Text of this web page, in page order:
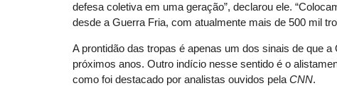
defesa coletiva em uma geração”, declarou ele.
desde a Guerra Fria, com atualmente mais de 500 mil
A prontidão das tropas é apenas um dos sinais de que
próximos anos. Outro indício nesse sentido é o
como foi destacado por analistas ouvidos pela CNN.